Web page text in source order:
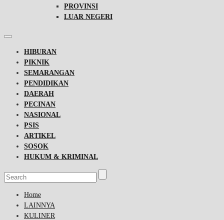
PROVINSI
LUAR NEGERI
HIBURAN
PIKNIK
SEMARANGAN
PENDIDIKAN
DAERAH
PECINAN
NASIONAL
PSIS
ARTIKEL
SOSOK
HUKUM & KRIMINAL
Home
LAINNYA
KULINER